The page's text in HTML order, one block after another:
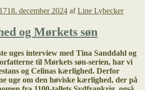
18. december 2024 afLine Lybecker
og Mørkets søn
uges interview med Tina Sanddahl og
til Mørkets søn-serien, har vi
og Celinas kærlighed. Derfor
uge om den høviske kærlighed, der på